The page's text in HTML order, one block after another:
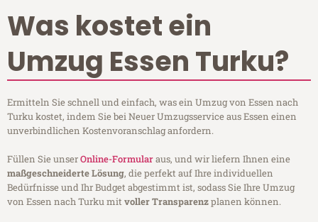
Was kostet ein
Umzug Essen Turku?
Ermitteln Sie schnell und einfach, was ein Umzug von Essen nach
Turku kostet, indem Sie bei Neuer Umzugsservice aus Essen einen
unverbindlichen Kostenvoranschlag anfordern.
Füllen Sie unserOnline-Formularaus, und wir liefern Ihnen eine
maßgeschneiderte Lösung, die perfekt auf Ihre individuellen
Bedürfnisse und Ihr Budget abgestimmt ist, sodass Sie Ihre Umzug
von Essen nach Turku mitvoller Transparenzplanen können.